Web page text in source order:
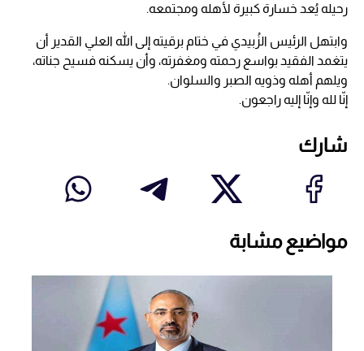
رحيله يُعد خسارة كبيرة لأهله ومجتمعه.
وابتهل الرئيس الزُبيدي في ختام برقيته إلى الله العلي القدير أن
يتغمد الفقيد بواسع رحمته ومغفرته، وأن يسكنه فسيح جناته،
ويلهم أهله وذويه الصبر والسلوان.
إنّا لله وإنّا إليه راجعون.
شارك
مواضيع مشابة